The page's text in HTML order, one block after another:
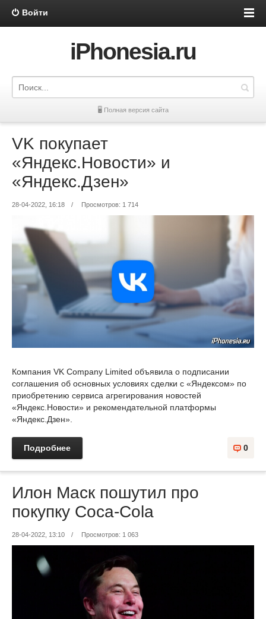
Войти
iPhonesia.ru
🖥 Полная версия сайта
VK покупает
«Яндекс.Новости» и
«Яндекс.Дзен»
28-04-2022, 16:18 / Просмотров: 1 714
Компания VK Company Limited объявила о подписании
соглашения об основных условиях сделки с «Яндексом» по
приобретению сервиса агрегирования новостей
«Яндекс.Новости» и рекомендательной платформы
«Яндекс.Дзен».
Подробнее 0
Илон Маск пошутил про
покупку Coca-Cola
28-04-2022, 13:10 / Просмотров: 1 063